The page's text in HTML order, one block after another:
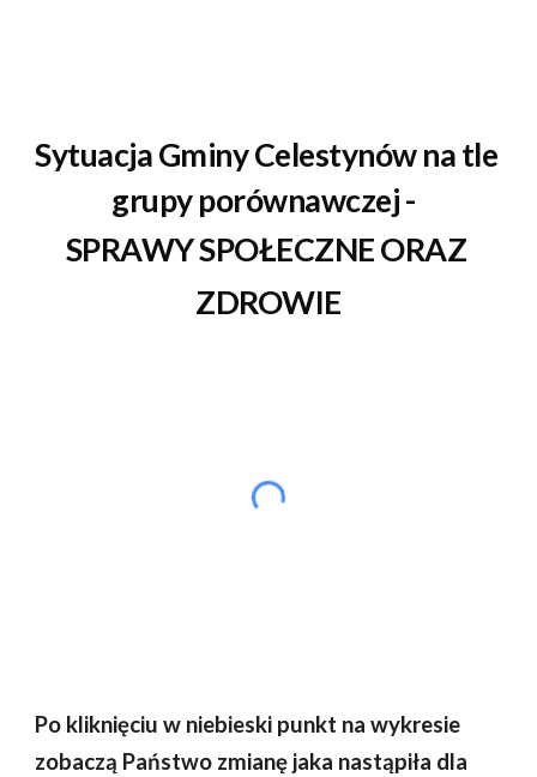
Sytuacja Gminy Celestynów na tle
grupy porównawczej -
SPRAWY SPOŁECZNE ORAZ
ZDROWIE
Po kliknięciu w niebieski punkt na wykresie
zobaczą Państwo zmianę jaka nastąpiła dla